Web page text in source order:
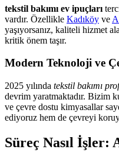
tekstil bakımı ev ipuçları
vardır. Özellikle Kadıköy ve
yaşıyorsanız, kaliteli hizmet
kritik önem taşır.
Modern Teknoloji ve
2025 yılında tekstil bakımı
devrim yaratmaktadır. Bizim
ve çevre dostu kimyasallar
ediyoruz hem de çevreyi
Süreç Nasıl İşler: